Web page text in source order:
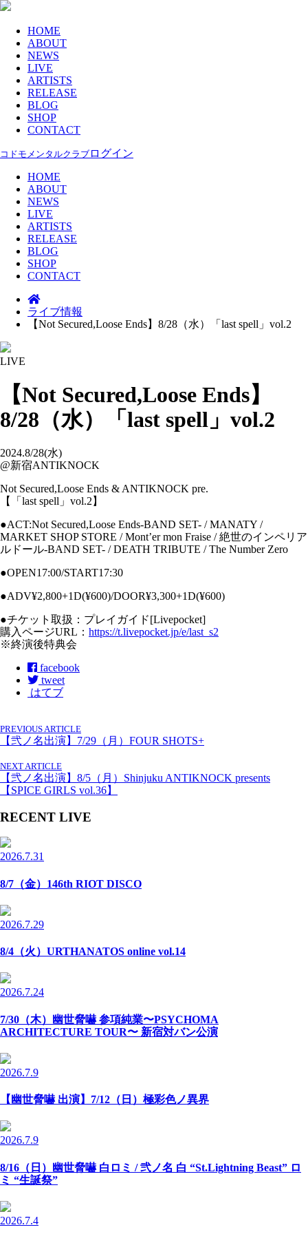
HOME
ABOUT
NEWS
LIVE
ARTISTS
RELEASE
BLOG
SHOP
CONTACT
コドモメンタルクラブ ログイン
HOME
ABOUT
NEWS
LIVE
ARTISTS
RELEASE
BLOG
SHOP
CONTACT
ライブ情報
【Not Secured,Loose Ends】8/28（水）「last spell」vol.2
LIVE
【Not Secured,Loose Ends】
8/28（水）「last spell」vol.2
2024.8/28(水)
@新宿ANTIKNOCK
Not Secured,Loose Ends & ANTIKNOCK pre.
【「last spell」vol.2】
●ACT:Not Secured,Loose Ends-BAND SET- / MANATY /
MARKET SHOP STORE / Mont’er mon Fraise / 絶世のインペリア
ルドール-BAND SET- / DEATH TRIBUTE / The Number Zero
●OPEN17:00/START17:30
●ADV¥2,800+1D(¥600)/DOOR¥3,300+1D(¥600)
●チケット取扱：プレイガイド[Livepocket]
購入ページURL： https://t.livepocket.jp/e/last_s2
※終演後特典会
facebook
tweet
はてブ
PREVIOUS ARTICLE
【弐ノ名出演】7/29（月）FOUR SHOTS+
NEXT ARTICLE
【弐ノ名出演】8/5（月）Shinjuku ANTIKNOCK presents
【SPICE GIRLS vol.36】
RECENT LIVE
2026.7.31
8/7（金）146th RIOT DISCO
2026.7.29
8/4（火）URTHANATOS online vol.14
2026.7.24
7/30（木）幽世脅嚇 参項純業〜PSYCHOMA
ARCHITECTURE TOUR〜 新宿対バン公演
2026.7.9
【幽世脅嚇 出演】7/12（日）極彩色ノ異界
2026.7.9
8/16（日）幽世脅嚇 白ロミ / 弐ノ名 白 “St.Lightning Beast” ロ
ミ “生誕祭”
2026.7.4